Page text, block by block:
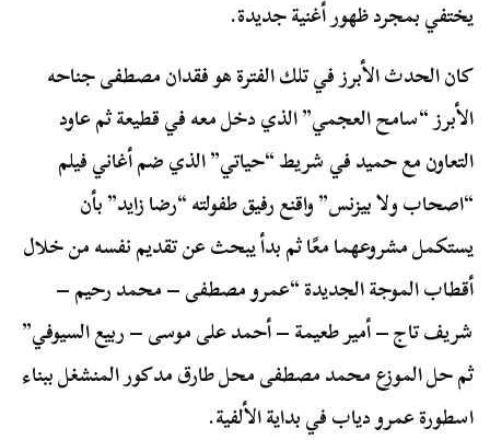
يختفي بمجرد ظهور أغنية جديدة.
كان الحدث الأبرز في تلك الفترة هو فقدان مصطفى جناحه
الأبرز “سامح العجمي” الذي دخل معه في قطيعة ثم عاود
التعاون مع حميد في شريط “حياتي” الذي ضم أغاني فيلم
“اصحاب ولا بيزنس” واقنع رفيق طفولته “رضا زايد” بأن
يستكمل مشروعهما معًا ثم بدأ يبحث عن تقديم نفسه من خلال
أقطاب الموجة الجديدة “عمرو مصطفى – محمد رحيم –
شريف تاج – أمير طعيمة – أحمد على موسى – ربيع السيوفي”
ثم حل الموزع محمد مصطفى محل طارق مدكور المنشغل ببناء
اسطورة عمرو دياب في بداية الألفية.